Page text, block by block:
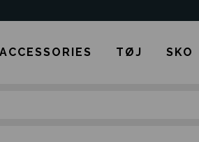
ACCESSORIES TØJ SKO